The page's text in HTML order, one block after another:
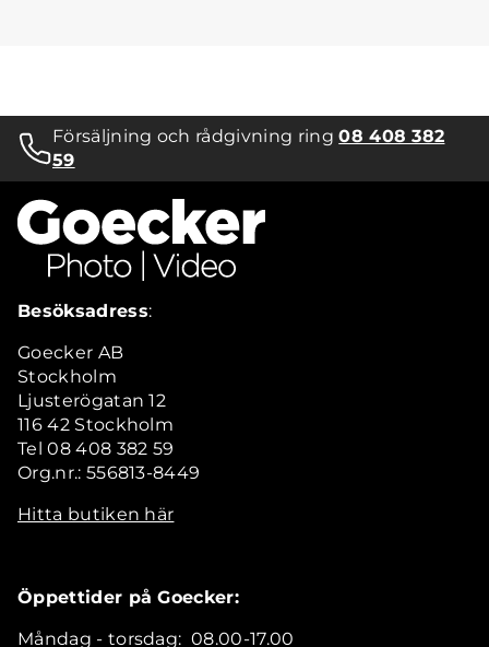
Försäljning och rådgivning ring08 408 382
59
Besöksadress:
Goecker AB
Stockholm
Ljusterögatan 12
116 42 Stockholm
Tel 08 408 382 59
Org.nr.: 556813-8449
Hitta butiken här
Öppettider på Goecker:
Måndag - torsdag: 08.00-17.00